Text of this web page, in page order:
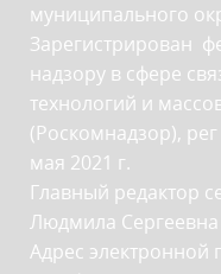
муниципального
Зарегистрирован
надзору в сфере
технологий и
(Роскомнадзор),
мая 2021 г.
Главный редактор
Людмила Сергеевна
Адрес электронной